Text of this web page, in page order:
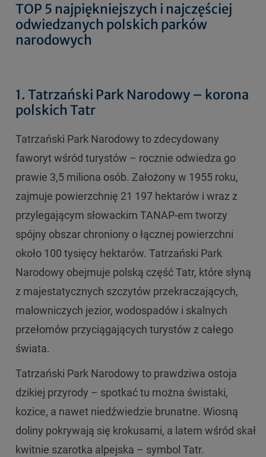
TOP 5 najpiękniejszych i najczęściej
odwiedzanych polskich parków
narodowych
1. Tatrzański Park Narodowy – korona
polskich Tatr
Tatrzański Park Narodowy to zdecydowany
faworyt wśród turystów – rocznie odwiedza go
prawie 3,5 miliona osób. Założony w 1955 roku,
zajmuje powierzchnię 21 197 hektarów i wraz z
przylegającym słowackim TANAP-em tworzy
spójny obszar chroniony o łącznej powierzchni
około 100 tysięcy hektarów. Tatrzański Park
Narodowy obejmuje polską część Tatr, które słyną
z majestatycznych szczytów przekraczających,
malowniczych jezior, wodospadów i skalnych
przełomów przyciągających turystów z całego
świata.
Tatrzański Park Narodowy to prawdziwa ostoja
dzikiej przyrody – spotkać tu można świstaki,
kozice, a nawet niedźwiedzie brunatne. Wiosną
doliny pokrywają się krokusami, a latem wśród skał
kwitnie szarotka alpejska – symbol Tatr.